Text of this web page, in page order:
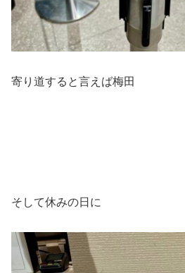
寄り道すると言えば梅田
そして休みの日に